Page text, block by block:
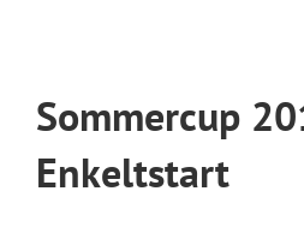
Sommercup
Enkeltstart